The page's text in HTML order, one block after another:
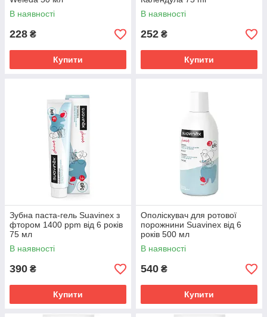
В наявності
228 ₴
Купити
В наявності
252 ₴
Купити
Зубна паста-гель Suavinex з
фтором 1400 ppm від 6 років
75 мл
В наявності
390 ₴
Купити
Ополіскувач для ротової
порожнини Suavinex від 6
років 500 мл
В наявності
540 ₴
Купити